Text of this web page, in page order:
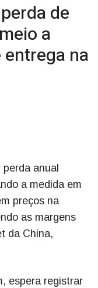
de
a
na
anual
a medida em
preços na
as margens
da China,
espera registrar